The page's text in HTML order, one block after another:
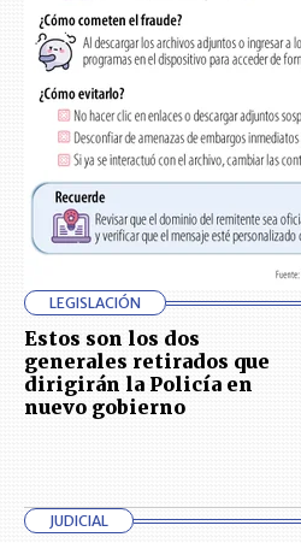
LEGISLACIÓN
Estos son los dos
generales retirados que
dirigirán la Policía en
nuevo gobierno
JUDICIAL